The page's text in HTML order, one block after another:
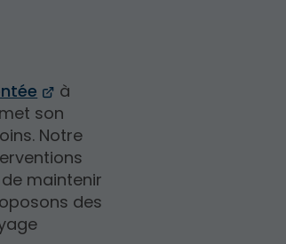
à
son
Notre
maintenir
des